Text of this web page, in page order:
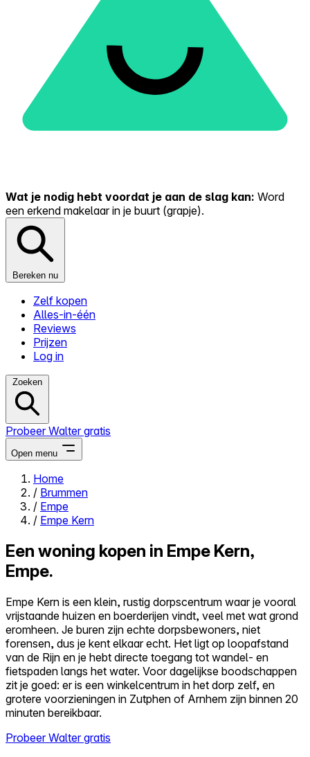
Wat je nodig hebt voordat je aan de slag kan: Word
een erkend makelaar in je buurt (grapje).
Bereken nu
Zelf kopen
Alles-in-één
Reviews
Prijzen
Log in
Zoeken
Probeer Walter gratis
Open menu
Close menu
Zelf kopen
Reviews
Prijzen
Log in
Probeer Walter gratis
Home
/ Brummen
/ Empe
/ Empe Kern
Een woning kopen in Empe Kern,
Empe.
Empe Kern is een klein, rustig dorpscentrum waar je vooral
vrijstaande huizen en boerderijen vindt, veel met wat grond
eromheen. Je buren zijn echte dorpsbewoners, niet
forensen, dus je kent elkaar echt. Het ligt op loopafstand
van de Rijn en je hebt directe toegang tot wandel- en
fietspaden langs het water. Voor dagelijkse boodschappen
zit je goed: er is een winkelcentrum in het dorp zelf, en
grotere voorzieningen in Zutphen of Arnhem zijn binnen 20
minuten bereikbaar.
Probeer Walter gratis